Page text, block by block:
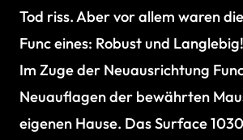
Tod riss. Aber vor allem waren
Func eines: Robust und Langlebig!
Im Zuge der Neuausrichtung
Neuauflagen der bewährten
eigenen Hause. Das Surface